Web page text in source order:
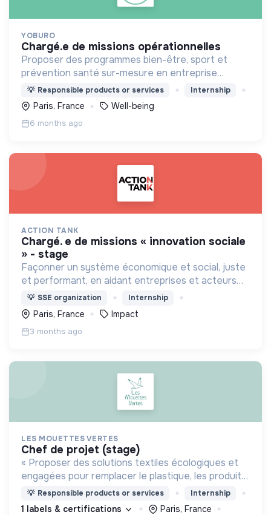
YOBURO
chargé.e de missions opérationnelles
Proposer des programmes bien-être, sport et
prévention santé sur-mesure en entreprise
partout en France. En présentiel ou par visio.
💡 Responsible products or services Internship
Paris, France Well-being
6 months ago
ACTION TANK
chargé. e de missions « innovation sociale
» - stage
Façonner un système économique et social, juste
et performant, en aidant entreprises et acteurs
publics à penser de nouveaux modèles d’action.
💡 SSE organization Internship
Paris, France Impact
3 months ago
LES MOUETTES VERTES
chef de projet (stage)
« Proposer des solutions textiles écologiques et
engagées pour remplacer le plastique, les produits
jetables et les textiles conventionnels ».
💡 Responsible products or services Internship
1 labels & certifications
Paris, France